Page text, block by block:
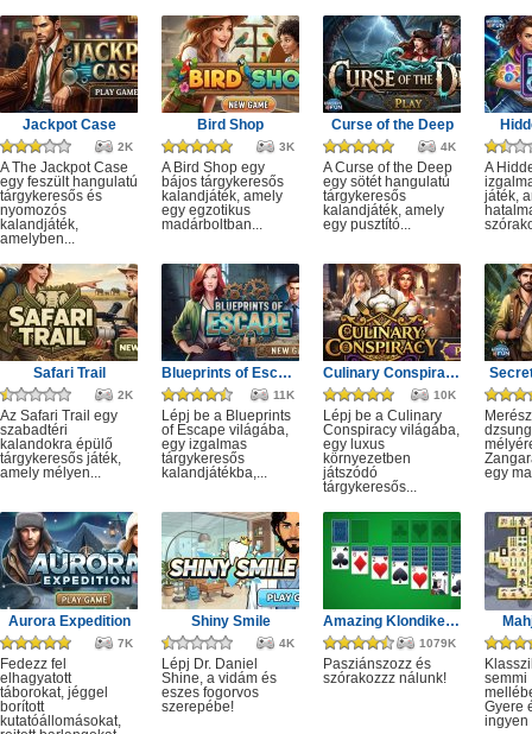
Jackpot Case
2K
A The Jackpot Case
egy feszült hangulatú
tárgykeresős és
nyomozós
kalandjáték,
amelyben...
Bird Shop
3K
A Bird Shop egy
bájos tárgykeresős
kalandjáték, amely
egy egzotikus
madárboltban...
Curse of the Deep
4K
A Curse of the Deep
egy sötét hangulatú
tárgykeresős
kalandjáték, amely
egy pusztító...
A
játék,
Safari Trail
2K
Az Safari Trail egy
szabadtéri
kalandokra épülő
tárgykeresős játék,
amely mélyen...
Blueprints of Escape
11K
Lépj be a Blueprints
of Escape világába,
egy izgalmas
tárgykeresős
kalandjátékba,...
Culinary Conspiracy
10K
Lépj be a Culinary
Conspiracy világába,
egy luxus
környezetben
játszódó
tárgykeresős...
egy
Aurora Expedition
7K
Fedezz fel
elhagyatott
táborokat, jéggel
borított
kutatóállomásokat,
Shiny Smile
4K
Lépj Dr. Daniel
Shine, a vidám és
eszes fogorvos
szerepébe!
Amazing Klondike Solitaire
1079K
Pasziánszozz és
szórakozzz nálunk!
semmi
Gyere
ingyen